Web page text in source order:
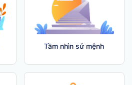
Tầm nhìn sứ mệnh